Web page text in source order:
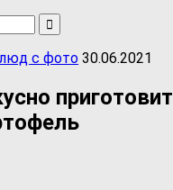
с фото 30.06.2021